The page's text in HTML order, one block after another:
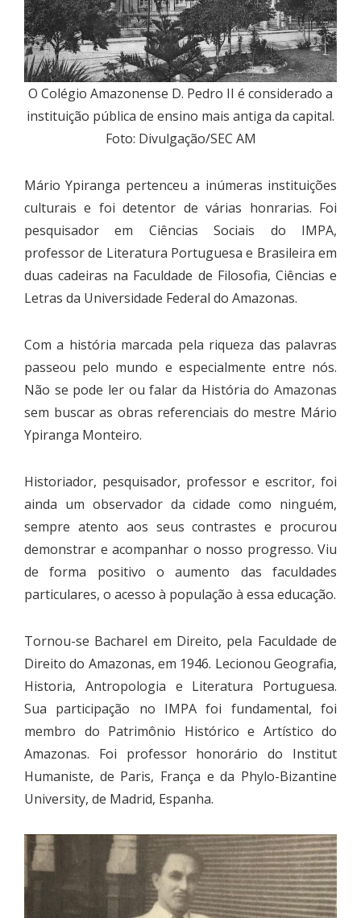
O Colégio Amazonense D. Pedro II é considerado a
instituição pública de ensino mais antiga da capital.
Foto: Divulgação/SEC AM
Mário Ypiranga pertenceu a inúmeras instituições
culturais e foi detentor de várias honrarias. Foi
pesquisador em Ciências Sociais do IMPA,
professor de Literatura Portuguesa e Brasileira em
duas cadeiras na Faculdade de Filosofia, Ciências e
Letras da Universidade Federal do Amazonas.
Com a história marcada pela riqueza das palavras
passeou pelo mundo e especialmente entre nós.
Não se pode ler ou falar da História do Amazonas
sem buscar as obras referenciais do mestre Mário
Ypiranga Monteiro.
Historiador, pesquisador, professor e escritor, foi
ainda um observador da cidade como ninguém,
sempre atento aos seus contrastes e procurou
demonstrar e acompanhar o nosso progresso. Viu
de forma positivo o aumento das faculdades
particulares, o acesso à população à essa educação.
Tornou-se Bacharel em Direito, pela Faculdade de
Direito do Amazonas, em 1946. Lecionou Geografia,
Historia, Antropologia e Literatura Portuguesa.
Sua participação no IMPA foi fundamental, foi
membro do Patrimônio Histórico e Artístico do
Amazonas. Foi professor honorário do Institut
Humaniste, de Paris, França e da Phylo-Bizantine
University, de Madrid, Espanha.